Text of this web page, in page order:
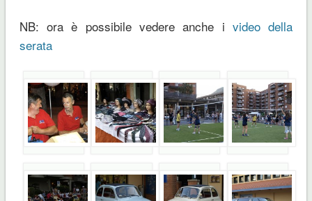
NB: ora è possibile vedere anche i video della
serata